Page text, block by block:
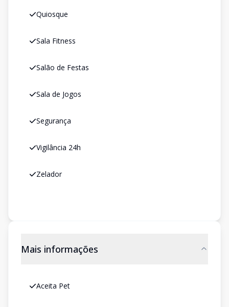
Quiosque
Sala Fitness
Salão de Festas
Sala de Jogos
Segurança
Vigilância 24h
Zelador
Mais informações
Aceita Pet